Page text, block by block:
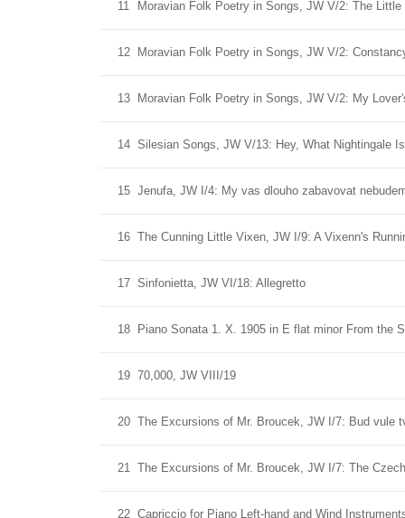
11 Moravian Folk Poetry in Songs, JW V/2: The Little
12 Moravian Folk Poetry in Songs, JW V/2:
13 Moravian Folk Poetry in Songs, JW V/2: My
14 Silesian Songs, JW V/13: Hey, What Nightingale
15 Jenufa, JW I/4: My vas dlouho zabavovat
16 The Cunning Little Vixen, JW I/9: A Vixenn's
17 Sinfonietta, JW VI/18: Allegretto
18 Piano Sonata 1. X. 1905 in E flat minor From the
19 70,000, JW VIII/19
20 The Excursions of Mr. Broucek, JW I/7: Bud vule
21 The Excursions of Mr. Broucek, JW I/7: The
22 Capriccio for Piano Left-hand and Wind